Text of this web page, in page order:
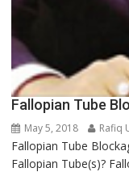
Fallopian Tube
May 5, 2018 Rafiq
Fallopian Tube
Fallopian Tube(s)?